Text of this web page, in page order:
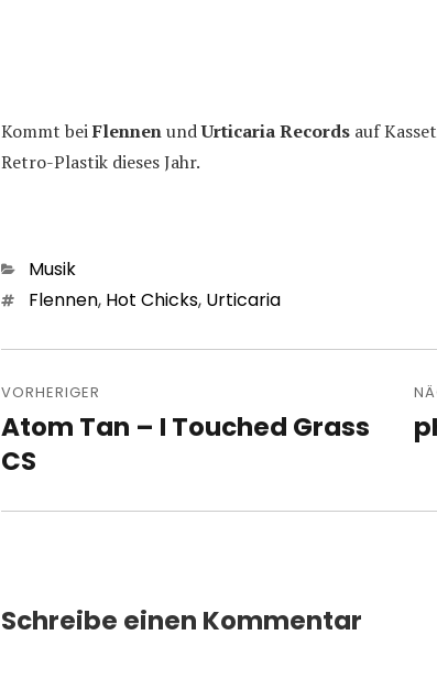
Kommt beiFlennenundUrticaria Records auf
Retro-Plastik dieses Jahr.
Kategorien
Musik
Schlagwörter
Flennen, Hot Chicks, Urticaria
VORHERIGER
Vorheriger
Beitrag:
Atom Tan – I Touched Grass
CS
Schreibe einen Kommentar